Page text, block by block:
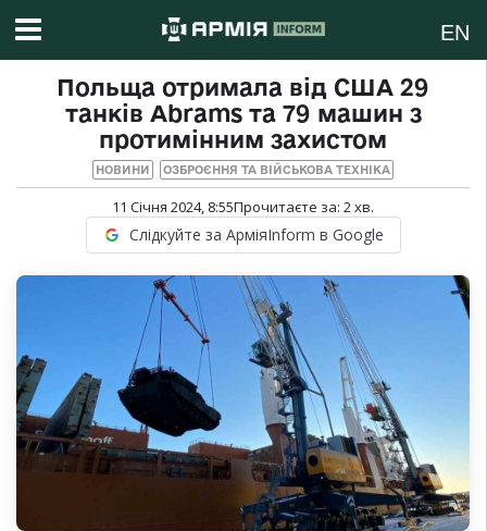
EN
Польща отримала від США 29
танків Abrams та 79 машин з
протимінним захистом
НОВИНИ ОЗБРОЄННЯ ТА ВІЙСЬКОВА ТЕХНІКА
11 Січня 2024, 8:55Прочитаєте за: 2хв.
Слідкуйте за АрміяInform в Google